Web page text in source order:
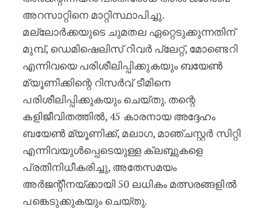
അറസാറ്റിനെ മാറ്റിസ്ഥാപിച്ചു.
മല്ലോർക്കയുടെ ചുമതല ഏറ്റെടുക്കുന്നതിന്
മുമ്പ്, ഡെമിഷെലിസ് റിവർ പ്ലേറ്റ്, മോണ്ടെറി
എന്നിവയെ പരിശീലിപ്പിക്കുകയും ബയേൺ
മ്യൂണിക്കിന്റെ റിസർവ് ടീമിനെ
പരിശീലിപ്പിക്കുകയും ചെയ്തു. തന്റെ
കളിജീവിതത്തിൽ, 45 കാരനായ അദ്ദേഹം
ബയേൺ മ്യൂണിക്ക്, മലാഗ, മാഞ്ചസ്റ്റർ സിറ്റി
എന്നിവയുൾപ്പെടെയുള്ള ക്ലബ്ബുകളെ
പ്രതിനിധീകരിച്ചു, അതേസമയം
അർജന്റീനയ്ക്കായി 50 ലധികം മത്സരങ്ങളിൽ
പങ്കെടുക്കുകയും ചെയ്തു.